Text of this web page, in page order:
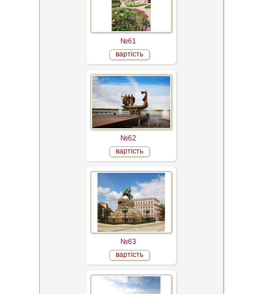
№61
вартість
№62
вартість
№63
вартість